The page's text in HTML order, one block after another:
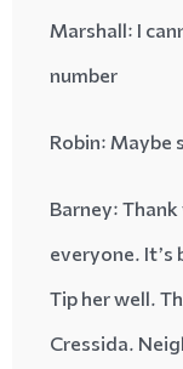
: I
number
: Maybe
Barney:
everyone.
Tip her well.
Cressida.